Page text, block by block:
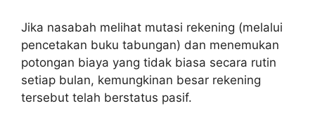
Jika nasabah melihat mutasi rekening (melalui
pencetakan buku tabungan) dan menemukan
potongan biaya yang tidak biasa secara rutin
setiap bulan, kemungkinan besar rekening
tersebut telah berstatus pasif.